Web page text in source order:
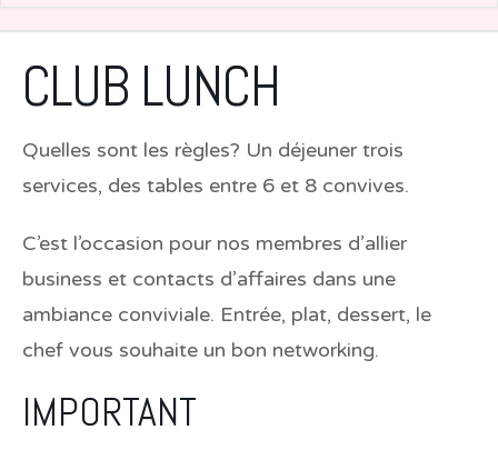
CLUB LUNCH
Quelles sont les règles? Un déjeuner trois
services, des tables entre 6 et 8 convives.
C’est l’occasion pour nos membres d’allier
business et contacts d’affaires dans une
ambiance conviviale. Entrée, plat, dessert, le
chef vous souhaite un bon networking.
IMPORTANT